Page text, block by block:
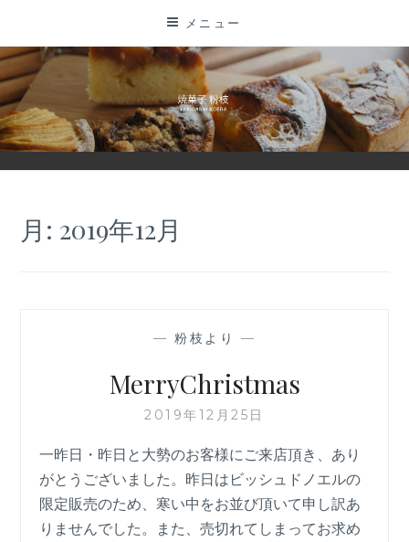
テ
ン
ツ
に
メニュー
月: 2019年12月
— 粉枝より —
MerryChristmas
2019年12月25日
一昨日・昨日と大勢のお客様にご来店頂き、あり
がとうございました。昨日はビッシュドノエルの
限定販売のため、寒い中をお並び頂いて申し訳あ
りませんでした。また、売切れてしまってお求め